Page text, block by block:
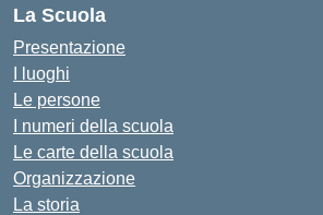
La Scuola
Presentazione
I luoghi
Le persone
I numeri della scuola
Le carte della scuola
Organizzazione
La storia